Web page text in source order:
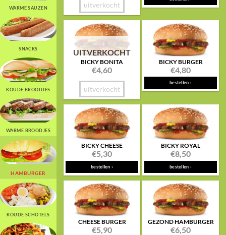
WARME SAUZEN
SNACKS
KOUDE BROODJES
WARME BROODJES
HAMBURGER
KOUDE SCHOTELS
uitverkocht
UITVERKOCHT
BICKY BONITA
€4,60
uitverkocht
BICKY BURGER
€4,80
bestellen ›
BICKY CHEESE
€5,30
bestellen ›
BICKY ROYAL
€8,50
bestellen ›
CHEESE BURGER
€5,90
GEZOND HAMBURGER
€6,50